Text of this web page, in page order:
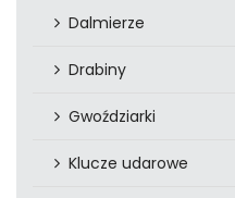
Dalmierze
Drabiny
Gwoździarki
Klucze udarowe